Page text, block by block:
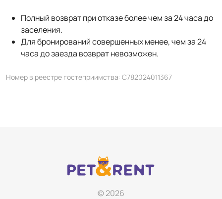
Полный возврат при отказе более чем за 24 часа до
заселения.
Для бронирований совершенных менее, чем за 24
часа до заезда возврат невозможен.
Номер в реестре гостеприимства: С782024011367
© 2026